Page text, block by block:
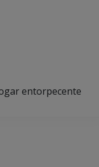
entorpecente